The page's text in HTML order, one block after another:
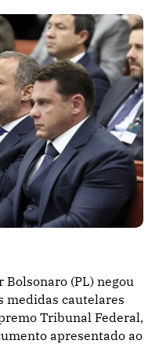
Bolsonaro (PL) negou
medidas cautelares
Tribunal Federal,
apresentado ao